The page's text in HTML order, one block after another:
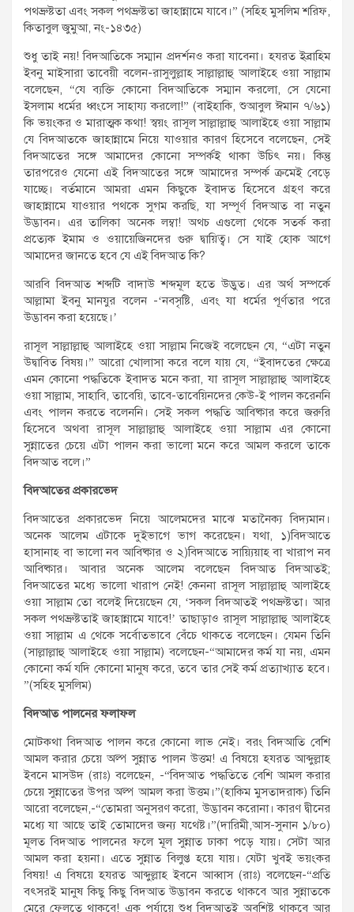
পথভ্রুষ্টতা এবং সকল পথভ্রুষ্টতা জাহান্নামে যাবে।” (সহিহ মুসলিম শরিফ,
কিতাবুল জুমুআ, নং-১৪৩৫)
শুধু তাই নয়! বিদআতিকে সম্মান প্রদর্শনও করা যাবেনা। হযরত ইব্রাহিম
ইবনু মাইসারা তাবেয়ী বলেন-রাসুলুল্লাহ সাল্লাল্লাহু আলাইহে ওয়া সাল্লাম
বলেছেন, “যে ব্যক্তি কোনো বিদআতিকে সম্মান করলো, সে যেনো
ইসলাম ধর্মের ধ্বংসে সাহায্য করলো!” (বাইহাকি, শুআবুল ঈমান ৭/৬১)
কি ভয়ংকর ও মারাত্মক কথা! স্বয়ং রাসূল সাল্লাল্লাহু আলাইহে ওয়া সাল্লাম
যে বিদআতকে জাহান্নামে নিয়ে যাওয়ার কারণ হিসেবে বলেছেন, সেই
বিদআতের সঙ্গে আমাদের কোনো সম্পর্কই থাকা উচিৎ নয়। কিন্তু
তারপরেও যেনো এই বিদআতের সঙ্গে আমাদের সম্পর্ক ক্রমেই বেড়ে
যাচ্ছে। বর্তমানে আমরা এমন কিছুকে ইবাদত হিসেবে গ্রহণ করে
জাহান্নামে যাওয়ার পথকে সুগম করছি, যা সম্পূর্ণ বিদআত বা নতুন
উদ্ভাবন। এর তালিকা অনেক লম্বা! অথচ এগুলো থেকে সতর্ক করা
প্রত্যেক ইমাম ও ওয়ায়েজিনদের গুরু দ্বায়িত্ব। সে যাই হোক আগে
আমাদের জানতে হবে যে এই বিদআত কি?
আরবি বিদআত শব্দটি বাদাউ শব্দমূল হতে উদ্ভুত। এর অর্থ সম্পর্কে
আল্লামা ইবনু মানযুর বলেন -‘নবসৃষ্টি, এবং যা ধর্মের পূর্ণতার পরে
উদ্ভাবন করা হয়েছে।’
রাসূল সাল্লাল্লাহু আলাইহে ওয়া সাল্লাম নিজেই বলেছেন যে, “এটা নতুন
উদ্বাবিত বিষয়।” আরো খোলাসা করে বলে যায় যে, “ইবাদতের ক্ষেত্রে
এমন কোনো পদ্ধতিকে ইবাদত মনে করা, যা রাসূল সাল্লাল্লাহু আলাইহে
ওয়া সাল্লাম, সাহাবি, তাবেয়ি, তাবে-তাবেয়িনদের কেউ-ই পালন করেননি
এবং পালন করতে বলেননি। সেই সকল পদ্ধতি আবিষ্কার করে জরুরি
হিসেবে অথবা রাসূল সাল্লাল্লাহু আলাইহে ওয়া সাল্লাম এর কোনো
সুন্নাতের চেয়ে এটা পালন করা ভালো মনে করে আমল করলে তাকে
বিদআত বলে।”
বিদআতের প্রকারভেদ
বিদআতের প্রকারভেদ নিয়ে আলেমদের মাঝে মতানৈক্য বিদ্যমান।
অনেক আলেম এটাকে দুইভাগে ভাগ করেছেন। যথা, ১)বিদআতে
হাসানাহ বা ভালো নব আবিষ্কার ও ২)বিদআতে সায়্যিয়াহ বা খারাপ নব
আবিষ্কার। আবার অনেক আলেম বলেছেন বিদআত বিদআতই;
বিদআতের মধ্যে ভালো খারাপ নেই! কেননা রাসূল সাল্লাল্লাহু আলাইহে
ওয়া সাল্লাম তো বলেই দিয়েছেন যে, ‘সকল বিদআতই পথভ্রুষ্টতা। আর
সকল পথভ্রুষ্টতাই জাহান্নামে যাবে!’ তাছাড়াও রাসূল সাল্লাল্লাহু আলাইহে
ওয়া সাল্লাম এ থেকে সর্বোতভাবে বেঁচে থাকতে বলেছেন। যেমন তিনি
(সাল্লাল্লাহু আলাইহে ওয়া সাল্লাম) বলেছেন-“আমাদের কর্ম যা নয়, এমন
কোনো কর্ম যদি কোনো মানুষ করে, তবে তার সেই কর্ম প্রত্যাখ্যাত হবে।
”(সহিহ মুসলিম)
বিদআত পালনের ফলাফল
মোটকথা বিদআত পালন করে কোনো লাভ নেই। বরং বিদআতি বেশি
আমল করার চেয়ে অল্প সুন্নাত পালন উত্তম! এ বিষয়ে হযরত আব্দুল্লাহ
ইবনে মাসউদ (রাঃ) বলেছেন, -“বিদআত পদ্ধতিতে বেশি আমল করার
চেয়ে সুন্নাতের উপর অল্প আমল করা উত্তম।”(হাকিম মুসতাদরাক) তিনি
আরো বলেছেন,-“তোমরা অনুসরণ করো, উদ্ভাবন করোনা। কারণ দ্বীনের
মধ্যে যা আছে তাই তোমাদের জন্য যথেষ্ট।”(দারিমী,আস-সুনান ১/৮০)
মূলত বিদআত পালনের ফলে মূল সুন্নাত ঢাকা পড়ে যায়। সেটা আর
আমল করা হয়না। এতে সুন্নাত বিলুপ্ত হয়ে যায়। যেটা খুবই ভয়ংকর
বিষয়! এ বিষয়ে হযরত আব্দুল্লাহ ইবনে আব্বাস (রাঃ) বলেছেন-“প্রতি
বৎসরই মানুষ কিছু কিছু বিদআত উদ্ভাবন করতে থাকবে আর সুন্নাতকে
মেরে ফেলতে থাকবে! এক পর্যায়ে শুধু বিদআতই অবশিষ্ট থাকবে আর